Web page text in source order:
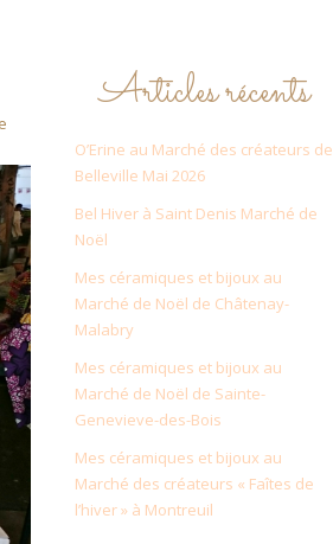
Articles récents
O’Erine au Marché des créateurs de
Belleville Mai 2026
Bel Hiver à Saint Denis Marché de
Noël
Mes céramiques et bijoux au
Marché de Noël de Châtenay-
Malabry
Mes céramiques et bijoux au
Marché de Noël de Sainte-
Genevieve-des-Bois
Mes céramiques et bijoux au
Marché des créateurs « Faîtes de
l’hiver » à Montreuil